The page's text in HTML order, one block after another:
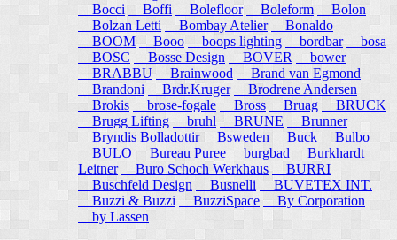
Bocci
Boffi Bolefloor Boleform
Bolon
Bolzan Letti
Bombay Atelier
Bonaldo
BOOM
Booo boops lighting bordbar
bosa
BOSC
Bosse Design BOVER
bower
BRABBU
Brainwood
Brand van Egmond
Brandoni
Brdr.Kruger
Brodrene Andersen
Brokis
brose-fogale Bross Bruag
BRUCK
Brugg Lifting
bruhl BRUNE
Brunner
Bryndis Bolladottir
Bsweden Buck
Bulbo
BULO
Bureau Puree burgbad
Burkhardt
Leitner
Buro Schoch Werkhaus
BURRI
Buschfeld Design
Busnelli
BUVETEX INT.
Buzzi & Buzzi
BuzziSpace By Corporation
by Lassen